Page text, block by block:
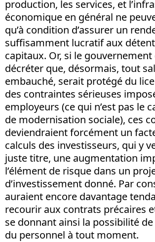
production, les services, et
économique en général ne
qu’à condition d’assurer un
suffisamment lucratif aux
capitaux. Or, si le
décréter que, désormais, tout
embauché, serait protégé du
des contraintes sérieuses
employeurs (ce qui n’est pas le
de modernisation sociale), ces
deviendraient forcément un
calculs des investisseurs, qui y
juste titre, une augmentation
l’élément de risque dans un
d’investissement donné. Par
auraient encore davantage
recourir aux contrats précaires
se donnant ainsi la possibilité
du personnel à tout moment.